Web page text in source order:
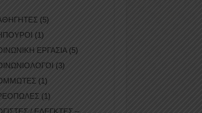
(5)
(1)
ΕΡΓΑΣΙΑ(5)
(3)
(1)
(1)
/ ΕΛΕΓΚΤΕΣ –